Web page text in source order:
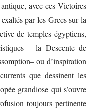
avec ces Victoires
par les Grecs sur la
de temples égyptiens,
– la Descente de
ou d’inspiration
que dessinent les
grandiose qui s’ouvre
toujours pertinente